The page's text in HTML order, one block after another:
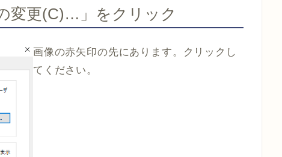
変更(C)…」をクリック
画像の赤矢印の先にあります。クリックし
てください。